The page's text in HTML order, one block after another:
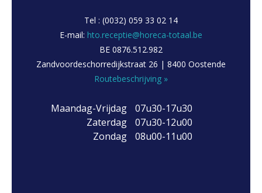
Tel : (0032) 059 33 02 14
E-mail: hto.receptie@horeca-totaal.be
BE 0876.512.982
Zandvoordeschorredijkstraat 26 | 8400 Oostende
Routebeschrijving »
Maandag-Vrijdag
Zaterdag
Zondag
07u30-17u30
07u30-12u00
08u00-11u00